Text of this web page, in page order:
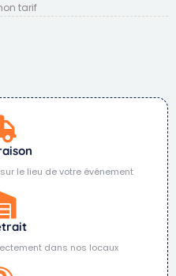
tarif
le lieu de votre événement
dans nos locaux